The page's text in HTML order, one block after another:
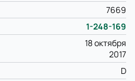
7669
1-248-169
18 октября
2017
D